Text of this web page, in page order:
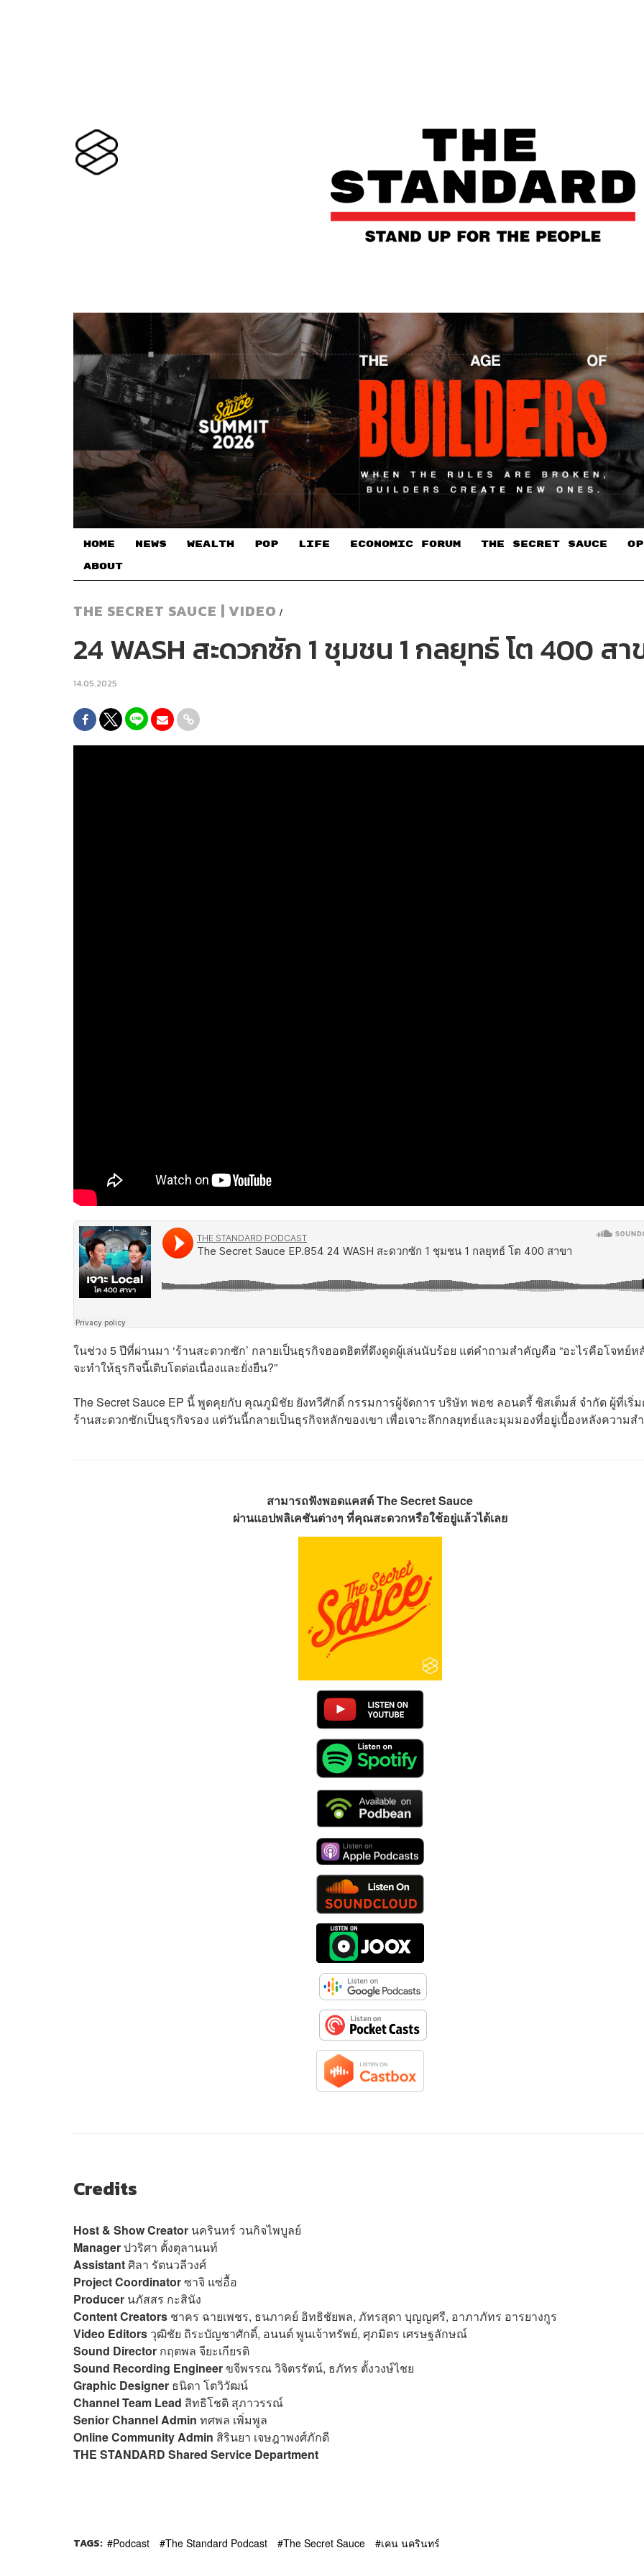
HOME NEWS WEALTH POP LIFE ECONOMIC FORUM THE SECRET SAUCE​
ABOUT
THE SECRET SAUCE | VIDEO /
24 WASH สะดวกซัก 1 ชุมชน 1 กลยุทธ์ โต 400 สา
14.05.2025
ในช่วง 5 ปีที่ผ่านมา ‘ร้านสะดวกซัก’ กลายเป็นธุรกิจฮอตฮิตที่ดึงดูดผู้เล่นนับร้อย แต่คำถามสำคัญคือ “อะไรคือโจทย์ห
จะทำให้ธุรกิจนี้เติบโตต่อเนื่องและยั่งยืน?”
The Secret Sauce EP นี้ พูดคุยกับ คุณภูมิชัย ยังทวีศักดิ์ กรรมการผู้จัดการ บริษัท พอช ลอนดรี้ ซิสเต็มส์ จำกัด ผู้ที่เริ่
ร้านสะดวกซักเป็นธุรกิจรอง แต่วันนี้กลายเป็นธุรกิจหลักของเขา เพื่อเจาะลึกกลยุทธ์และมุมมองที่อยู่เบื้องหลังความสำ
สามารถฟังพอดแคสต์ The Secret Sauce
ผ่านแอปพลิเคชันต่างๆ ที่คุณสะดวกหรือใช้อยู่แล้วได้เลย
Credits
Host & Show Creator นครินทร์ วนกิจไพบูลย์
Managerปวริศา ตั้งตุลานนท์
Assistantศิลา รัตนวลีวงศ์
Project Coordinatorซาจิ แซ่อื้อ
Producer นภัสสร กะสินัง
Content Creators ชาคร ฉายเพชร, ธนภาคย์ อิทธิชัยพล, ภัทรสุดา บุญญศรี, อาภาภัทร อารยางกูร
Video Editors วุฒิชัย ถิระบัญชาศักดิ์, อนนต์ พูนเจ้าทรัพย์, ศุภมิตร เศรษฐลักษณ์
Sound Director กฤตพล จียะเกียรติ
Sound Recording Engineerขจีพรรณ วิจิตรรัตน์, ธภัทร ตั้งวงษ์ไชย
Graphic Designer ธนิดา โตวิวัฒน์
Channel Team Lead สิทธิโชติ สุภาวรรณ์
Senior Channel Admin ทศพล เพิ่มพูล
Online Community Admin สิรินยา เจษฎาพงศ์ภักดี
THE STANDARD Shared Service Department
TAGS: Podcast The Standard Podcast The Secret Sauce เคน นครินทร์